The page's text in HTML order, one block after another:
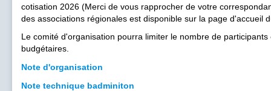
cotisation 2026 (Merci de vous rapprocher de votre
des associations régionales est disponible sur la page d'accueil
Le comité d'organisation pourra limiter le nombre de
budgétaires.
Note d'organisation
Note technique badminiton